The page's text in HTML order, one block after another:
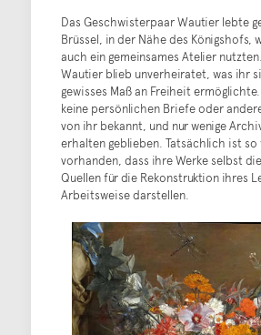
Das Geschwisterpaar Wautier lebte
Brüssel, in der Nähe des Königshofs,
auch ein gemeinsames Atelier
Wautier blieb unverheiratet, was ihr
gewisses Maß an Freiheit
keine persönlichen Briefe oder
von ihr bekannt, und nur wenige
erhalten geblieben. Tatsächlich ist so
vorhanden, dass ihre Werke selbst
Quellen für die Rekonstruktion ihres
Arbeitsweise darstellen.